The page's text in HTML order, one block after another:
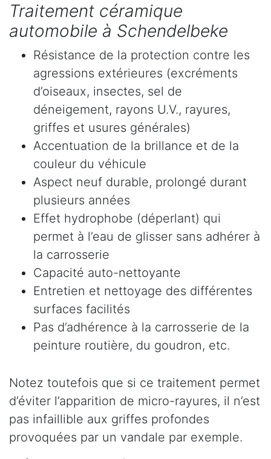
Traitement céramique
automobile à Schendelbeke
Résistance de la protection contre les
agressions extérieures (excréments
d’oiseaux, insectes, sel de
déneigement, rayons U.V., rayures,
griffes et usures générales)
Accentuation de la brillance et de la
couleur du véhicule
Aspect neuf durable, prolongé durant
plusieurs années
Effet hydrophobe (déperlant) qui
permet à l’eau de glisser sans adhérer à
la carrosserie
Capacité auto-nettoyante
Entretien et nettoyage des différentes
surfaces facilités
Pas d’adhérence à la carrosserie de la
peinture routière, du goudron, etc.
Notez toutefois que si ce traitement permet
d’éviter l’apparition de micro-rayures, il n’est
pas infaillible aux griffes profondes
provoquées par un vandale par exemple.